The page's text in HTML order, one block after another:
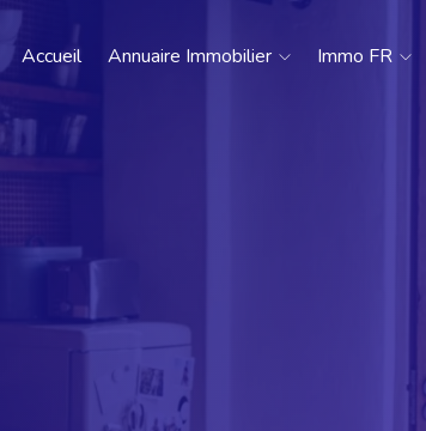
Accueil Annuaire Immobilier Immo FR